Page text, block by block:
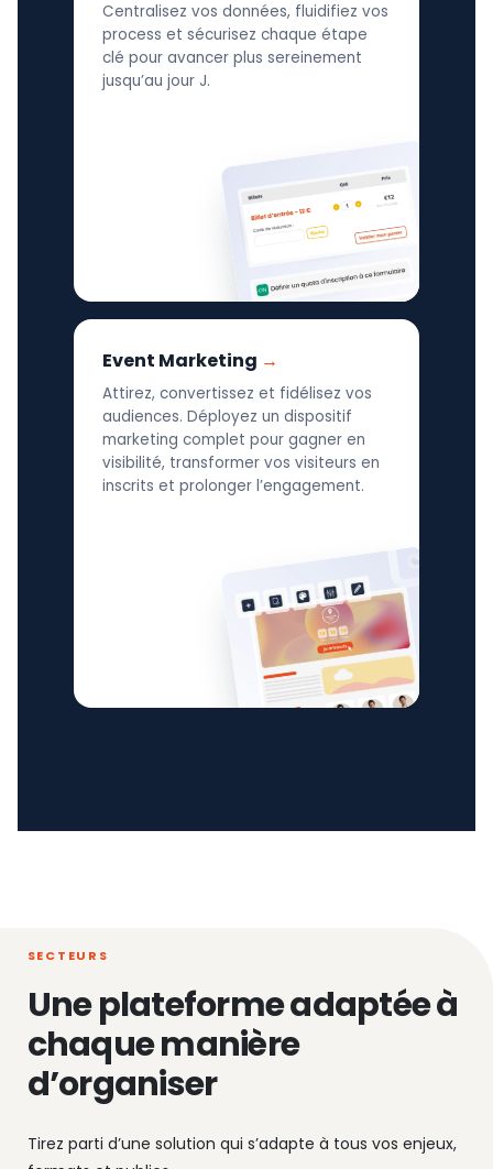
Centralisez vos données, fluidifiez vos
process et sécurisez chaque étape
clé pour avancer plus sereinement
jusqu’au jour J.
Event Marketing
Attirez, convertissez et fidélisez vos
audiences. Déployez un dispositif
marketing complet pour gagner en
visibilité, transformer vos visiteurs en
inscrits et prolonger l’engagement.
SECTEURS
Une plateforme adaptée à
chaque manière
d’organiser
Tirez parti d’une solution qui s’adapte à tous vos enjeux,